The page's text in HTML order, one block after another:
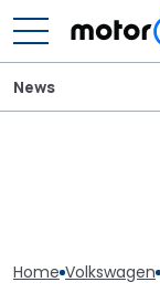
News
Home Volkswagen